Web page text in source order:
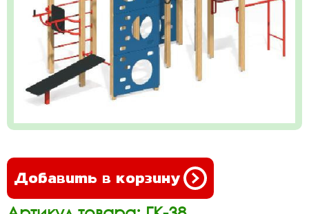
Добавить в корзину